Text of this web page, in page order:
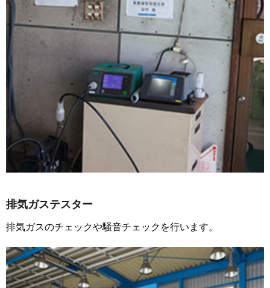
排気ガステスター
排気ガスのチェックや騒音チェックを行います。